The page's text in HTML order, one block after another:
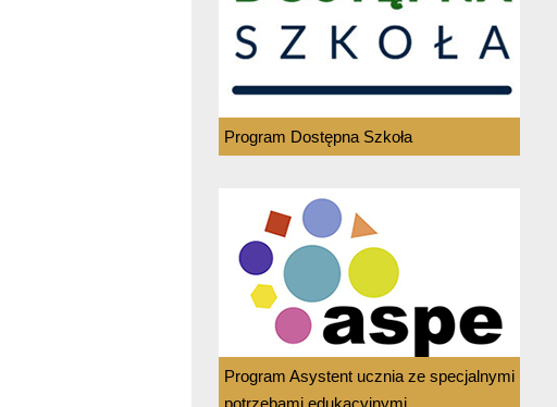
Program Dostępna Szkoła
Program Asystent ucznia ze specjalnymi
potrzebami edukacyjnymi.